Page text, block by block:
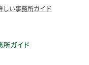
い事務所ガイド